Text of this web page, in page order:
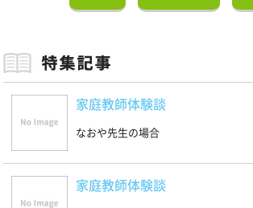
家庭教師体験談
なおや先生の場合
家庭教師体験談